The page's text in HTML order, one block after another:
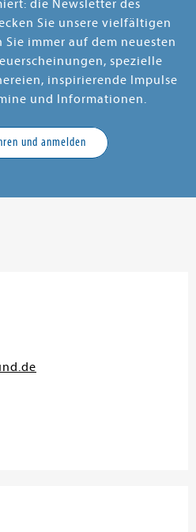
die Newsletter des
Sie unsere vielfältigen
immer auf dem neuesten
spezielle
inspirierende Impulse
und Informationen.
und anmelden